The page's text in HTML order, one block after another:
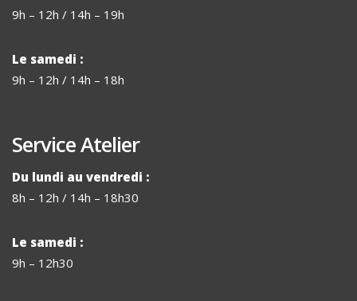
9h – 12h / 14h – 19h
Le samedi :
9h – 12h / 14h – 18h
Service Atelier
Du lundi au vendredi :
8h – 12h / 14h – 18h30
Le samedi :
9h – 12h30